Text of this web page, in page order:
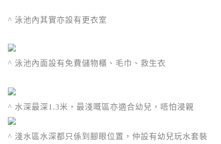
^ 泳池內其實亦設有更衣室
^ 泳池內面設有免費儲物櫃、毛巾、救生衣
^ 水深最深1.3米，最淺嘅區亦適合幼兒，唔怕浸親
^ 淺水區水深都只係到腳眼位置，仲設有幼兒玩水套裝